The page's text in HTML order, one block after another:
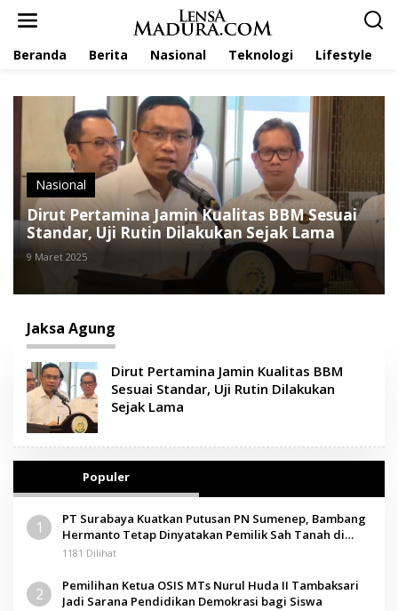
Beranda Berita Nasional Teknologi Lifestyle
Nasional
Dirut Pertamina Jamin Kualitas BBM Sesuai
Standar, Uji Rutin Dilakukan Sejak Lama
9 Maret 2025
Jaksa Agung
Dirut Pertamina Jamin Kualitas BBM
Sesuai Standar, Uji Rutin Dilakukan
Sejak Lama
Populer
1
PT Surabaya Kuatkan Putusan PN Sumenep, Bambang
Hermanto Tetap Dinyatakan Pemilik Sah Tanah di
Pamolokan
1181 Dilihat
2
Pemilihan Ketua OSIS MTs Nurul Huda II Tambaksari
Jadi Sarana Pendidikan Demokrasi bagi Siswa